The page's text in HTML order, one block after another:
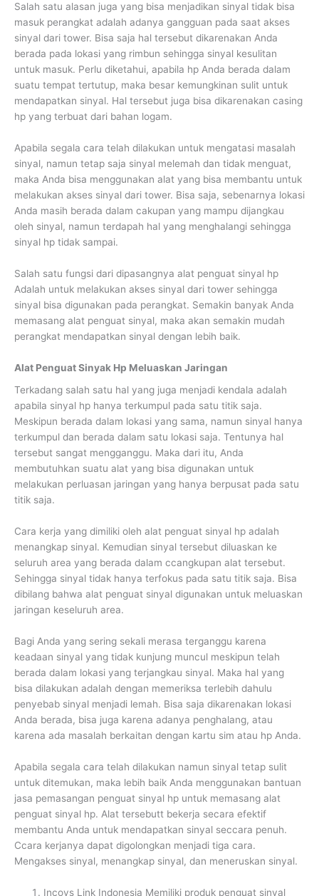
Salah satu alasan juga yang bisa menjadikan sinyal tidak bisa
masuk perangkat adalah adanya gangguan pada saat akses
sinyal dari tower. Bisa saja hal tersebut dikarenakan Anda
berada pada lokasi yang rimbun sehingga sinyal kesulitan
untuk masuk. Perlu diketahui, apabila hp Anda berada dalam
suatu tempat tertutup, maka besar kemungkinan sulit untuk
mendapatkan sinyal. Hal tersebut juga bisa dikarenakan casing
hp yang terbuat dari bahan logam.
Apabila segala cara telah dilakukan untuk mengatasi masalah
sinyal, namun tetap saja sinyal melemah dan tidak menguat,
maka Anda bisa menggunakan alat yang bisa membantu untuk
melakukan akses sinyal dari tower. Bisa saja, sebenarnya lokasi
Anda masih berada dalam cakupan yang mampu dijangkau
oleh sinyal, namun terdapah hal yang menghalangi sehingga
sinyal hp tidak sampai.
Salah satu fungsi dari dipasangnya alat penguat sinyal hp
Adalah untuk melakukan akses sinyal dari tower sehingga
sinyal bisa digunakan pada perangkat. Semakin banyak Anda
memasang alat penguat sinyal, maka akan semakin mudah
perangkat mendapatkan sinyal dengan lebih baik.
Alat Penguat Sinyak Hp Meluaskan Jaringan
Terkadang salah satu hal yang juga menjadi kendala adalah
apabila sinyal hp hanya terkumpul pada satu titik saja.
Meskipun berada dalam lokasi yang sama, namun sinyal hanya
terkumpul dan berada dalam satu lokasi saja. Tentunya hal
tersebut sangat mengganggu. Maka dari itu, Anda
membutuhkan suatu alat yang bisa digunakan untuk
melakukan perluasan jaringan yang hanya berpusat pada satu
titik saja.
Cara kerja yang dimiliki oleh alat penguat sinyal hp adalah
menangkap sinyal. Kemudian sinyal tersebut diluaskan ke
seluruh area yang berada dalam ccangkupan alat tersebut.
Sehingga sinyal tidak hanya terfokus pada satu titik saja. Bisa
dibilang bahwa alat penguat sinyal digunakan untuk meluaskan
jaringan keseluruh area.
Bagi Anda yang sering sekali merasa terganggu karena
keadaan sinyal yang tidak kunjung muncul meskipun telah
berada dalam lokasi yang terjangkau sinyal. Maka hal yang
bisa dilakukan adalah dengan memeriksa terlebih dahulu
penyebab sinyal menjadi lemah. Bisa saja dikarenakan lokasi
Anda berada, bisa juga karena adanya penghalang, atau
karena ada masalah berkaitan dengan kartu sim atau hp Anda.
Apabila segala cara telah dilakukan namun sinyal tetap sulit
untuk ditemukan, maka lebih baik Anda menggunakan bantuan
jasa pemasangan penguat sinyal hp untuk memasang alat
penguat sinyal hp. Alat tersebutt bekerja secara efektif
membantu Anda untuk mendapatkan sinyal seccara penuh.
Ccara kerjanya dapat digolongkan menjadi tiga cara.
Mengakses sinyal, menangkap sinyal, dan meneruskan sinyal.
Incovs Link Indonesia Memiliki produk penguat sinyal